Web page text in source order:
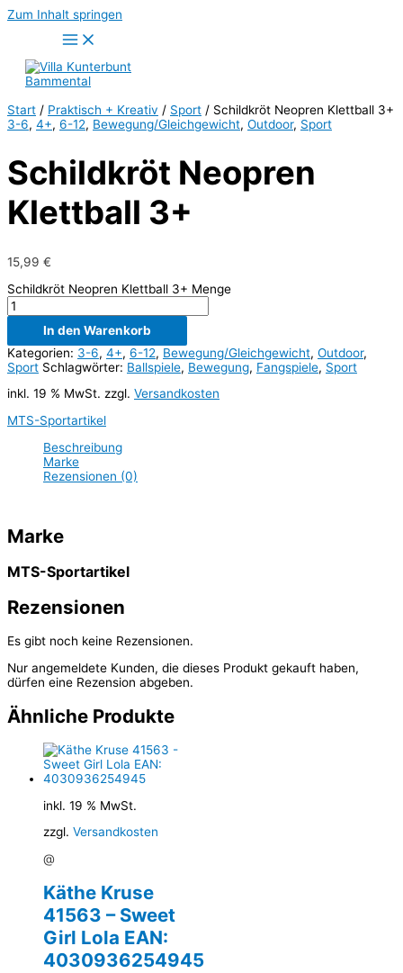
Zum Inhalt springen
Start / Praktisch + Kreativ / Sport / Schildkröt Neopren Klettball 3+
3-6, 4+, 6-12, Bewegung/Gleichgewicht, Outdoor, Sport
Schildkröt Neopren
Klettball 3+
15,99 €
Schildkröt Neopren Klettball 3+ Menge
In den Warenkorb
Kategorien: 3-6, 4+, 6-12, Bewegung/Gleichgewicht, Outdoor,
Sport Schlagwörter: Ballspiele, Bewegung, Fangspiele, Sport
inkl. 19 % MwSt. zzgl. Versandkosten
MTS-Sportartikel
Beschreibung
Marke
Rezensionen (0)
Marke
MTS-Sportartikel
Rezensionen
Es gibt noch keine Rezensionen.
Nur angemeldete Kunden, die dieses Produkt gekauft haben,
dürfen eine Rezension abgeben.
Ähnliche Produkte
inkl. 19 % MwSt.
zzgl. Versandkosten
@
Käthe Kruse
41563 – Sweet
Girl Lola EAN:
4030936254945